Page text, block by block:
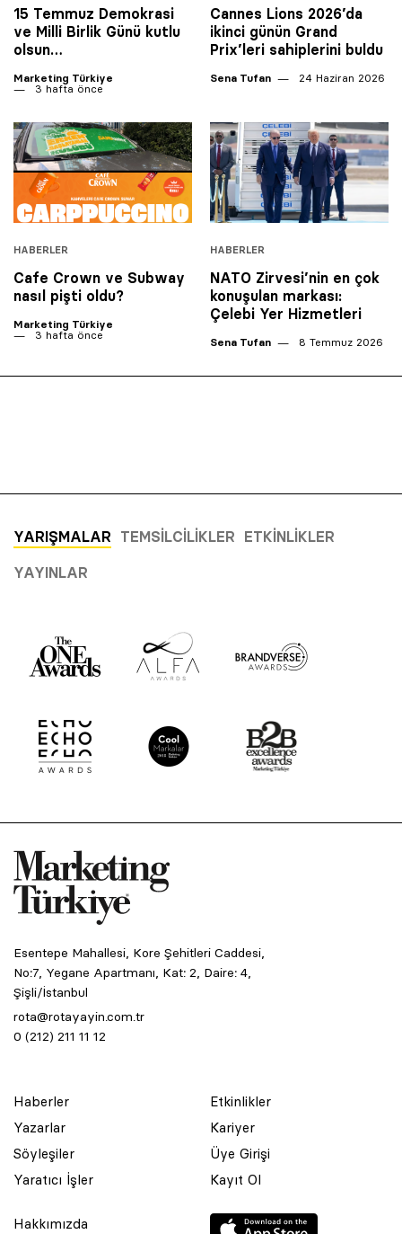
15 Temmuz Demokrasi
ve Milli Birlik Günü kutlu
olsun…
Marketing Türkiye
3 hafta önce
Cannes Lions 2026’da
ikinci günün Grand
Prix’leri sahiplerini buldu
Sena Tufan 24 Haziran 2026
HABERLER
Cafe Crown ve Subway
nasıl pişti oldu?
Marketing Türkiye
3 hafta önce
HABERLER
NATO Zirvesi’nin en çok
konuşulan markası:
Çelebi Yer Hizmetleri
Sena Tufan 8 Temmuz 2026
YARIŞMALAR TEMSILCILIKLER ETKINLIKLER
YAYINLAR
Esentepe Mahallesi, Kore Şehitleri Caddesi,
No:7, Yegane Apartmanı, Kat: 2, Daire: 4,
Şişli/İstanbul
rota@rotayayin.com.tr
0 (212) 211 11 12
Haberler
Yazarlar
Söyleşiler
Yaratıcı İşler
Etkinlikler
Kariyer
Üye Girişi
Kayıt Ol
Hakkımızda